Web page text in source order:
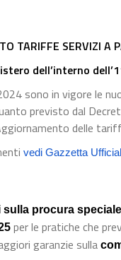
TARIFFE SERVIZI A
dell’interno
sono in vigore le
previsto dal
delle
vedi Gazzetta
sulla procura speciale
per le pratiche che
garanzie sulla